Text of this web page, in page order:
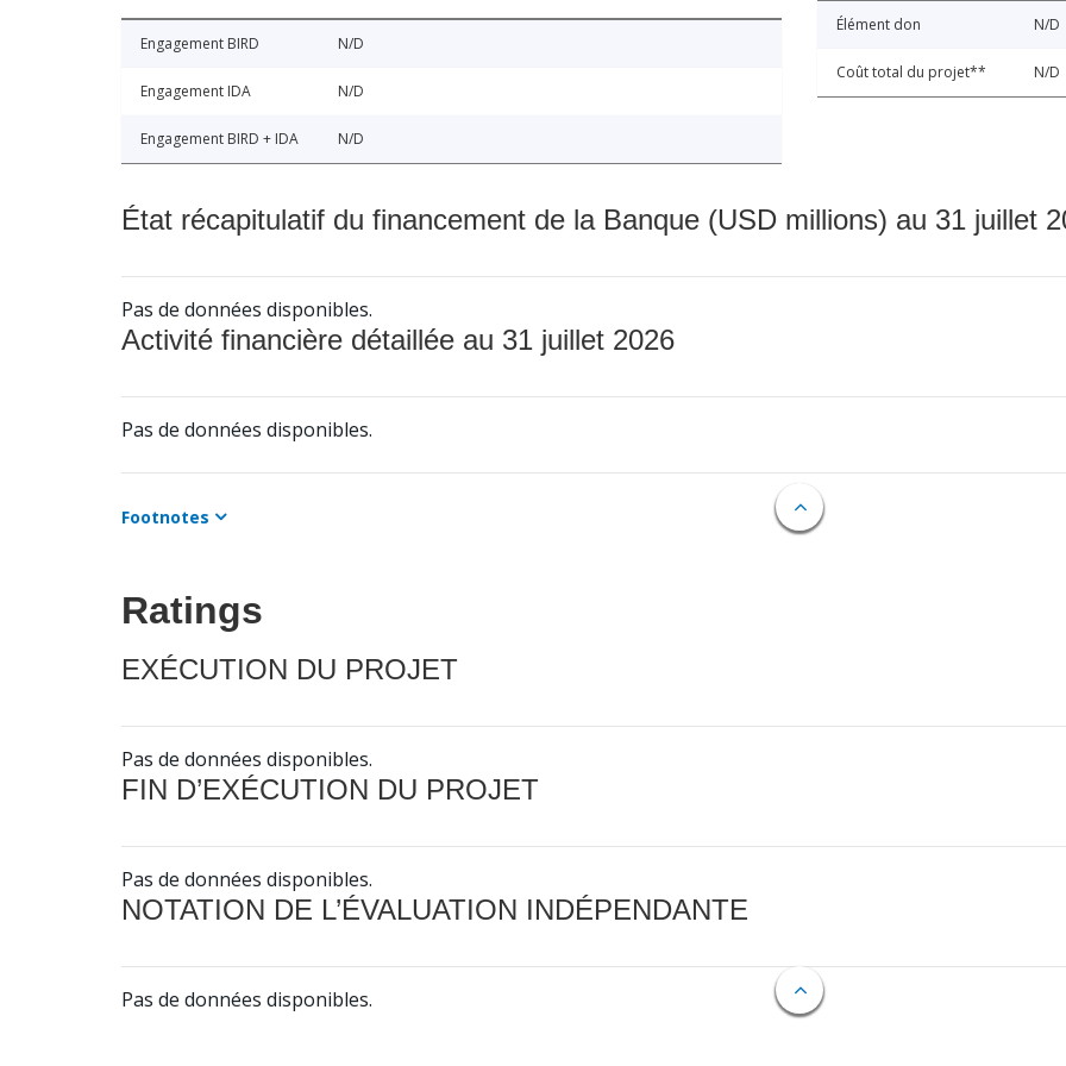
Engagement BIRD N/D
Engagement IDA N/D
Engagement BIRD + IDA N/D
Élément don N/D
Coût total du projet** N/D
État récapitulatif du financement de la Banque (USD millions) au 31 juillet
Pas de données disponibles.
Activité financière détaillée au 31 juillet 2026
Pas de données disponibles.
Footnotes
Ratings
EXÉCUTION DU PROJET
Pas de données disponibles.
FIN D’EXÉCUTION DU PROJET
Pas de données disponibles.
NOTATION DE L’ÉVALUATION INDÉPENDANTE
Pas de données disponibles.